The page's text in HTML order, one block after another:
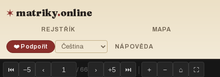
✶ matriky.online
REJSTŘÍK MAPA
❤️ Podpořit NÁPOVĚDA
⏮ −5 ‹ / 66 › +5 ⏭ + − ⌂ ⛶